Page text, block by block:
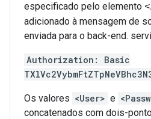
especificado pelo elemento
adicionado à mensagem de
enviada para o back-end.
Authorization: Basic
Os valores <User> e
concatenados com dois-